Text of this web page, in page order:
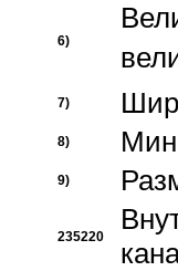
6)
7)
8)
9)
235220